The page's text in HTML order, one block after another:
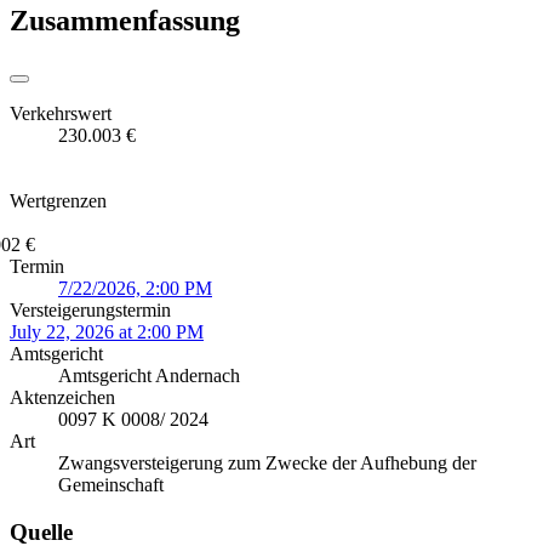
Zusammenfassung
Verkehrswert
230.003 €
Wertgrenzen
€
Termin
7/22/2026, 2:00 PM
Versteigerungstermin
July 22, 2026 at 2:00 PM
Amtsgericht
Amtsgericht Andernach
Aktenzeichen
0097 K 0008/ 2024
Art
Zwangsversteigerung zum Zwecke der Aufhebung der
Gemeinschaft
Quelle